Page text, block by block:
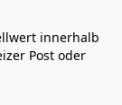
innerhalb
Post oder